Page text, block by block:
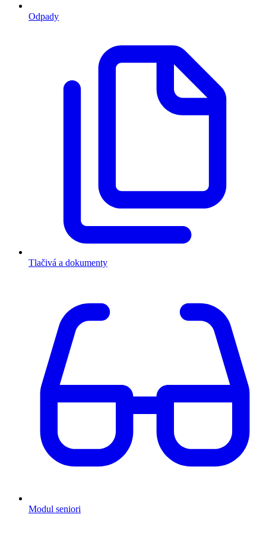
Odpady
Tlačivá a dokumenty
Modul seniori